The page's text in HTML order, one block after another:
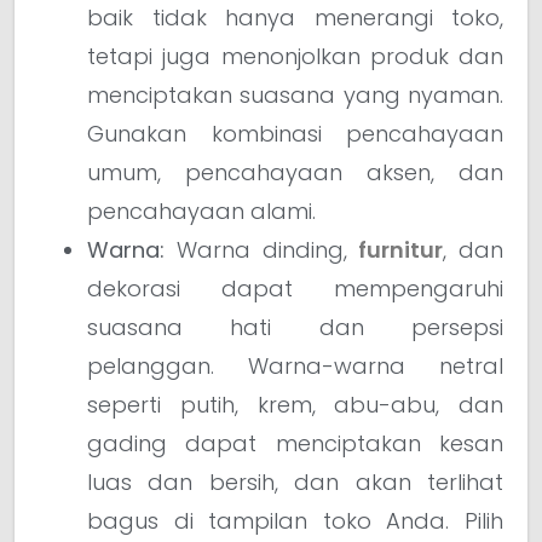
baik tidak hanya menerangi toko,
tetapi juga menonjolkan produk dan
menciptakan suasana yang nyaman.
Gunakan kombinasi pencahayaan
umum, pencahayaan aksen, dan
pencahayaan alami.
Warna: Warna dinding, furnitur, dan
dekorasi dapat mempengaruhi
suasana hati dan persepsi
pelanggan. Warna-warna netral
seperti putih, krem, abu-abu, dan
gading dapat menciptakan kesan
luas dan bersih, dan akan terlihat
bagus di tampilan toko Anda. Pilih